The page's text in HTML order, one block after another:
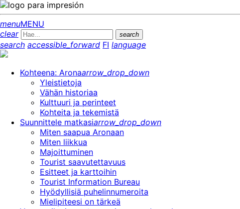
menuMENU
clear
search
search accessible_forward FI language
Kohteena: Aronaarrow_drop_down
Yleistietoja
Vähän historiaa
Kulttuuri ja perinteet
Kohteita ja tekemistä
Suunnittele matkasiarrow_drop_down
Miten saapua Aronaan
Miten liikkua
Majoittuminen
Tourist saavutettavuus
Esitteet ja karttoihin
Tourist Information Bureau
Hyödyllisiä puhelinnumeroita
Mielipiteesi on tärkeä